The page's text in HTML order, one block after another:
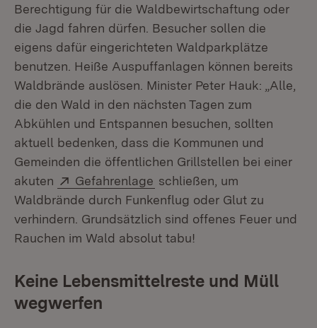
Berechtigung für die Waldbewirtschaftung oder
die Jagd fahren dürfen. Besucher sollen die
eigens dafür eingerichteten Waldparkplätze
benutzen. Heiße Auspuffanlagen können bereits
Waldbrände auslösen. Minister Peter Hauk: „Alle,
die den Wald in den nächsten Tagen zum
Abkühlen und Entspannen besuchen, sollten
aktuell bedenken, dass die Kommunen und
Gemeinden die öffentlichen Grillstellen bei einer
akuten
Extern:
Gefahrenlage (Öffnet in neuem Fenster)
schließen, um
Waldbrände durch Funkenflug oder Glut zu
verhindern. Grundsätzlich sind offenes Feuer und
Rauchen im Wald absolut tabu!
Keine Lebensmittelreste und Müll
wegwerfen